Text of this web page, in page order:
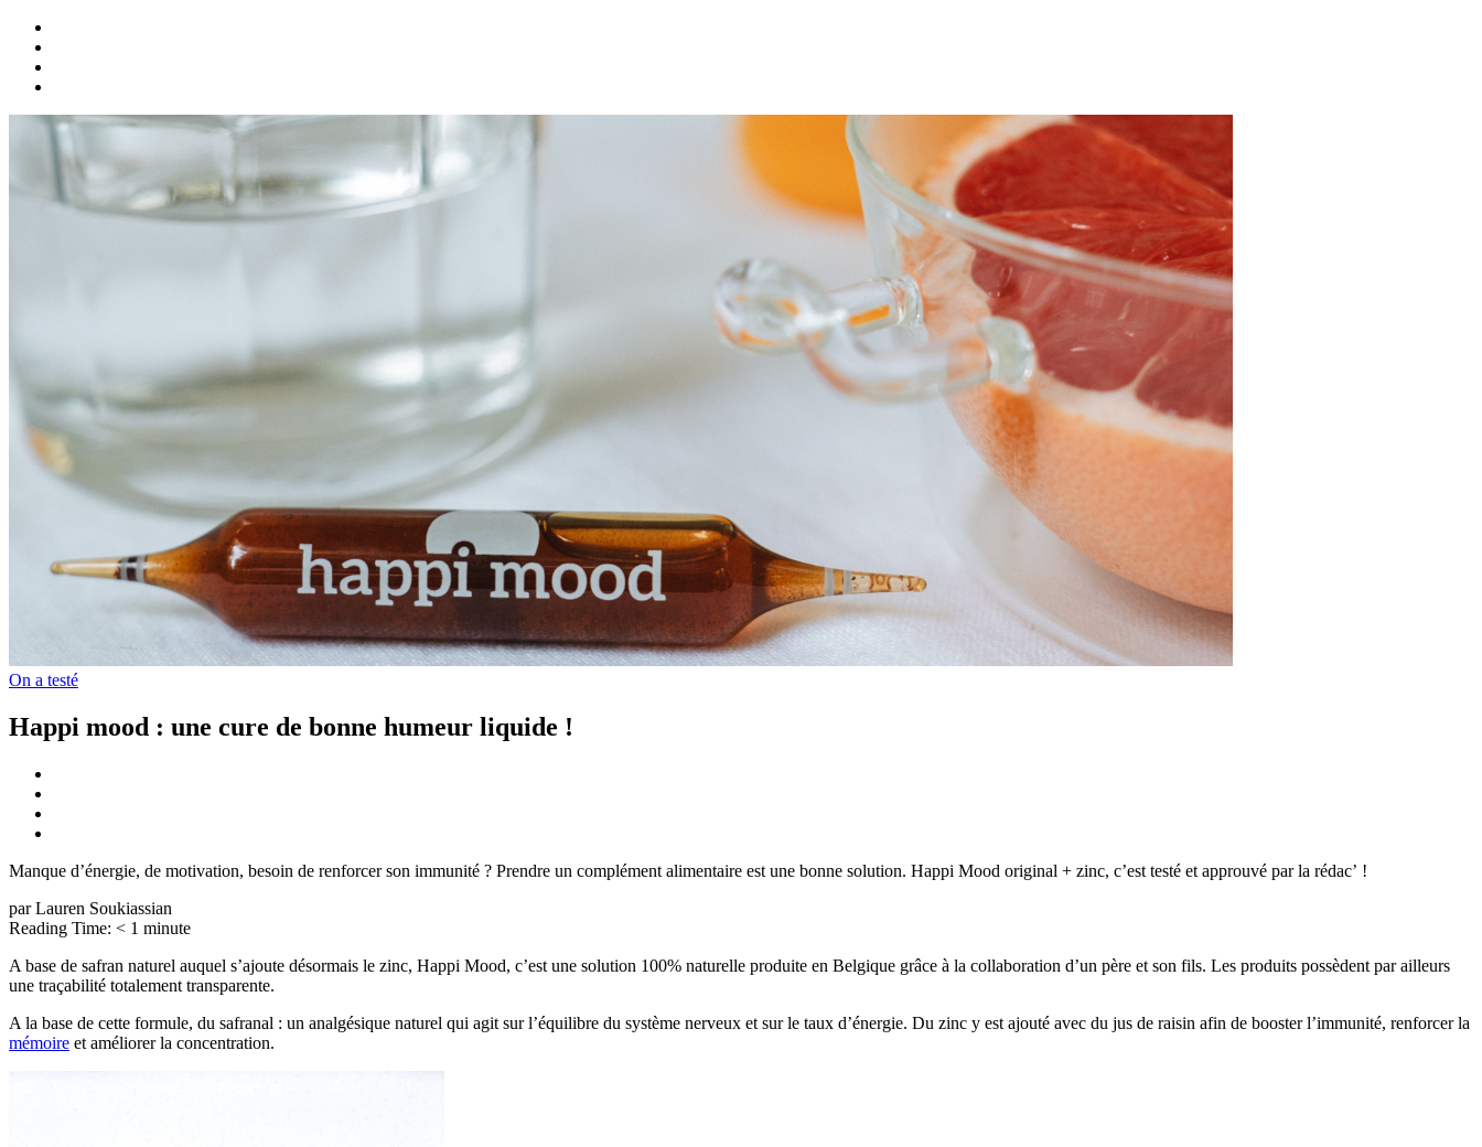
On a testé
Happi mood : une cure de bonne humeur liquide !
Manque d’énergie, de motivation, besoin de renforcer son immunité ? Prendre un complément alimentaire est une bonne solution. Happi Mood original + zinc, c’est testé et approuvé par la rédac’ !
par Lauren Soukiassian
Reading Time: < 1 minute
A base de safran naturel auquel s’ajoute désormais le zinc, Happi Mood, c’est une solution 100% naturelle produite en Belgique grâce à la collaboration d’un père et son fils. Les produits possèdent par ailleurs
une traçabilité totalement transparente.
A la base de cette formule, du safranal : un analgésique naturel qui agit sur l’équilibre du système nerveux et sur le taux d’énergie. Du zinc y est ajouté avec du jus de raisin afin de booster l’immunité, renforcer la
mémoire et améliorer la concentration.